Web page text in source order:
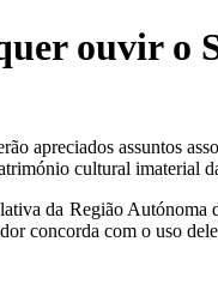
ouvir o
apreciados assuntos
cultural imaterial
da Região
concorda com o uso